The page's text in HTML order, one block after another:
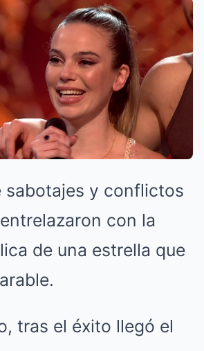
sabotajes y conflictos
con la
de una estrella que
tras el éxito llegó el